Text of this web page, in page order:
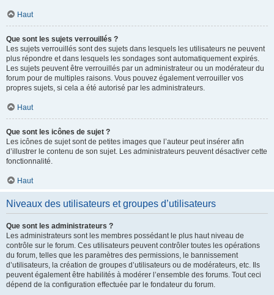
Haut
Que sont les sujets verrouillés ?
Les sujets verrouillés sont des sujets dans lesquels les utilisateurs ne peuvent
plus répondre et dans lesquels les sondages sont automatiquement expirés.
Les sujets peuvent être verrouillés par un administrateur ou un modérateur du
forum pour de multiples raisons. Vous pouvez également verrouiller vos
propres sujets, si cela a été autorisé par les administrateurs.
Haut
Que sont les icônes de sujet ?
Les icônes de sujet sont de petites images que l’auteur peut insérer afin
d’illustrer le contenu de son sujet. Les administrateurs peuvent désactiver cette
fonctionnalité.
Haut
Niveaux des utilisateurs et groupes d’utilisateurs
Que sont les administrateurs ?
Les administrateurs sont les membres possédant le plus haut niveau de
contrôle sur le forum. Ces utilisateurs peuvent contrôler toutes les opérations
du forum, telles que les paramètres des permissions, le bannissement
d’utilisateurs, la création de groupes d’utilisateurs ou de modérateurs, etc. Ils
peuvent également être habilités à modérer l’ensemble des forums. Tout ceci
dépend de la configuration effectuée par le fondateur du forum.